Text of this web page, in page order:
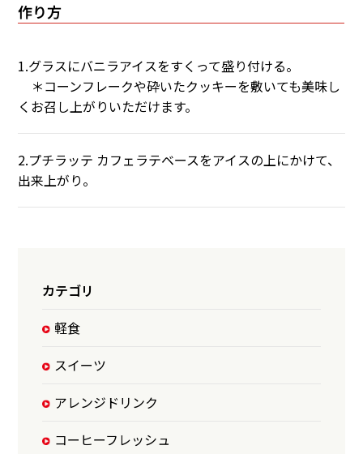
作り方
1.グラスにバニラアイスをすくって盛り付ける。
＊コーンフレークや砕いたクッキーを敷いても美味し
くお召し上がりいただけます。
2.プチラッテ カフェラテベースをアイスの上にかけて、
出来上がり。
カテゴリ
軽食
スイーツ
アレンジドリンク
コーヒーフレッシュ